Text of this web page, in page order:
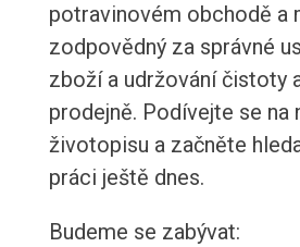
potravinovém obchodě a
zodpovědný za správné
zboží a udržování čistoty
prodejně. Podívejte se na
životopisu a začněte
práci ještě dnes.
Budeme se zabývat: